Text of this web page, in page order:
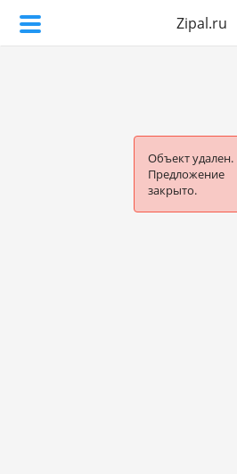
Zipal.ru
Объект удален.
Предложение
закрыто.